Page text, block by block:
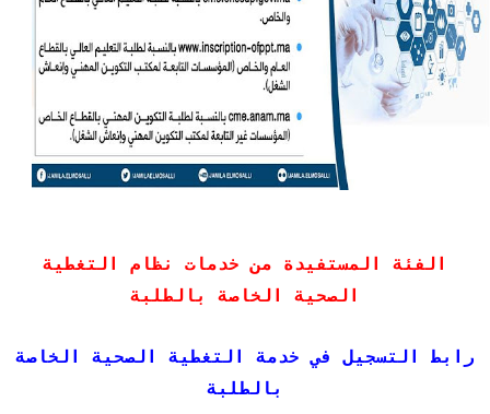
الفئة المستفيدة من خدمات نظام التغطية
الصحية الخاصة بالطلبة
رابط التسجيل في خدمة التغطية الصحية الخاصة
بالطلبة